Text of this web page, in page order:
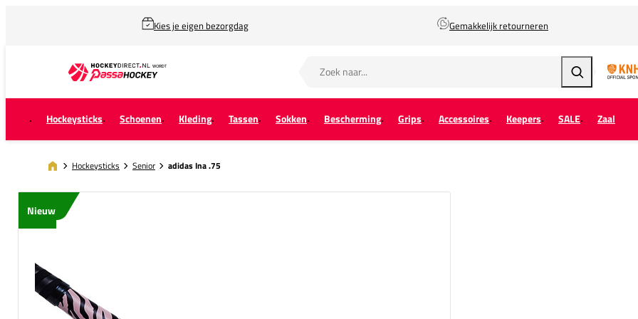
Kies je eigen bezorgdag Gemakkelijk retourneren
Zoeken
Hockeysticks Schoenen Kleding Tassen Sokken Bescherming Grips Accessoires Keepers SALE Zaal
Hockeysticks Senior adidas Ina .75
Nieuw